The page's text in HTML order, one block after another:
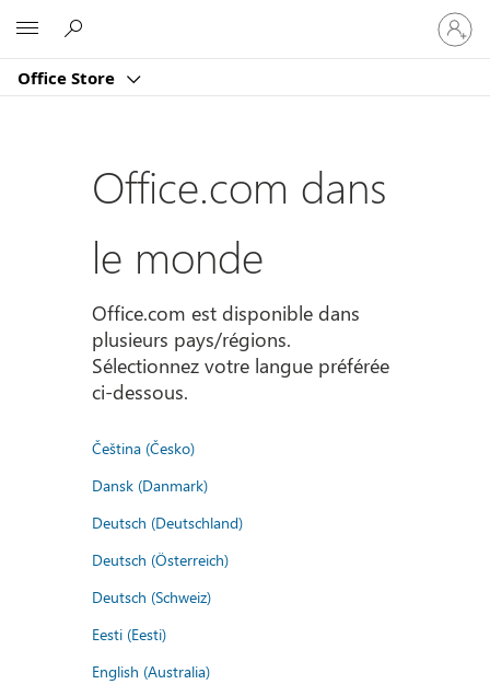
Office Store
vous
à
compte
Office.com dans
le monde
Office.com est disponible dans
plusieurs pays/régions.
Sélectionnez votre langue préférée
ci-dessous.
Čeština (Česko)
Dansk (Danmark)
Deutsch (Deutschland)
Deutsch (Österreich)
Deutsch (Schweiz)
Eesti (Eesti)
English (Australia)